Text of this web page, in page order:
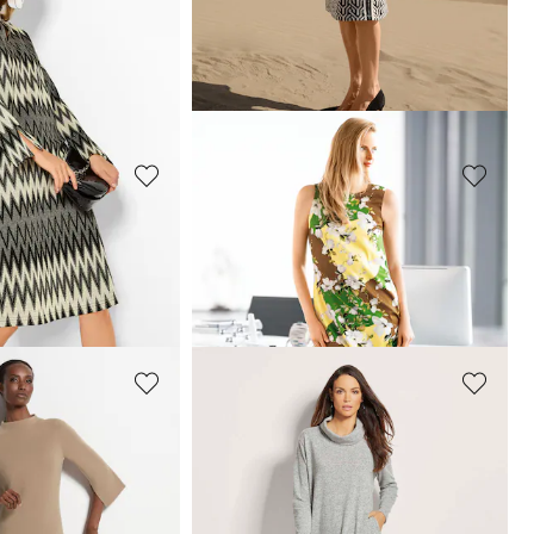
Robe
149,95 € 229,95 €
MADELEINE
149,47 €229,95 €
MADELEINE
Robe en maille